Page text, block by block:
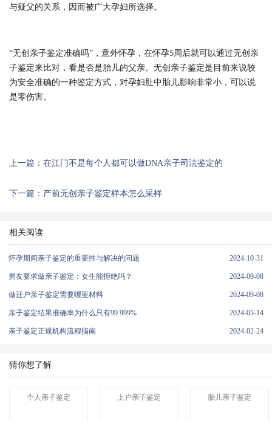
与疑父的关系，因而被广大孕妇所选择。
“无创亲子鉴定准确吗”，意外怀孕，在怀孕5周后就可以通过无创亲
子鉴定来比对，看是否是胎儿的父亲。无创亲子鉴定是目前来说较
为安全准确的一种鉴定方式，对孕妇肚中胎儿影响非常小，可以说
是零伤害。
上一篇：在江门不是每个人都可以做DNA亲子司法鉴定的
下一篇：产前无创亲子鉴定样本怎么采样
相关阅读
怀孕期间亲子鉴定的重要性与解决的问题 2024-10-31
男友要求做亲子鉴定：女生能拒绝吗？ 2024-09-08
做迁户亲子鉴定需要哪里材料 2024-09-08
亲子鉴定结果准确率为什么只有99.999% 2024-05-14
亲子鉴定正规机构流程指南 2024-02-24
猜你想了解
个人亲子鉴定 上户亲子鉴定 胎儿亲子鉴定